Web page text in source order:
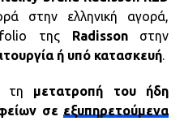
στην ελληνική αγορά,
της Radissonστην
ή υπό κατασκευή.
τη μετατροπή του ήδη
σε εξυπηρετούμενα